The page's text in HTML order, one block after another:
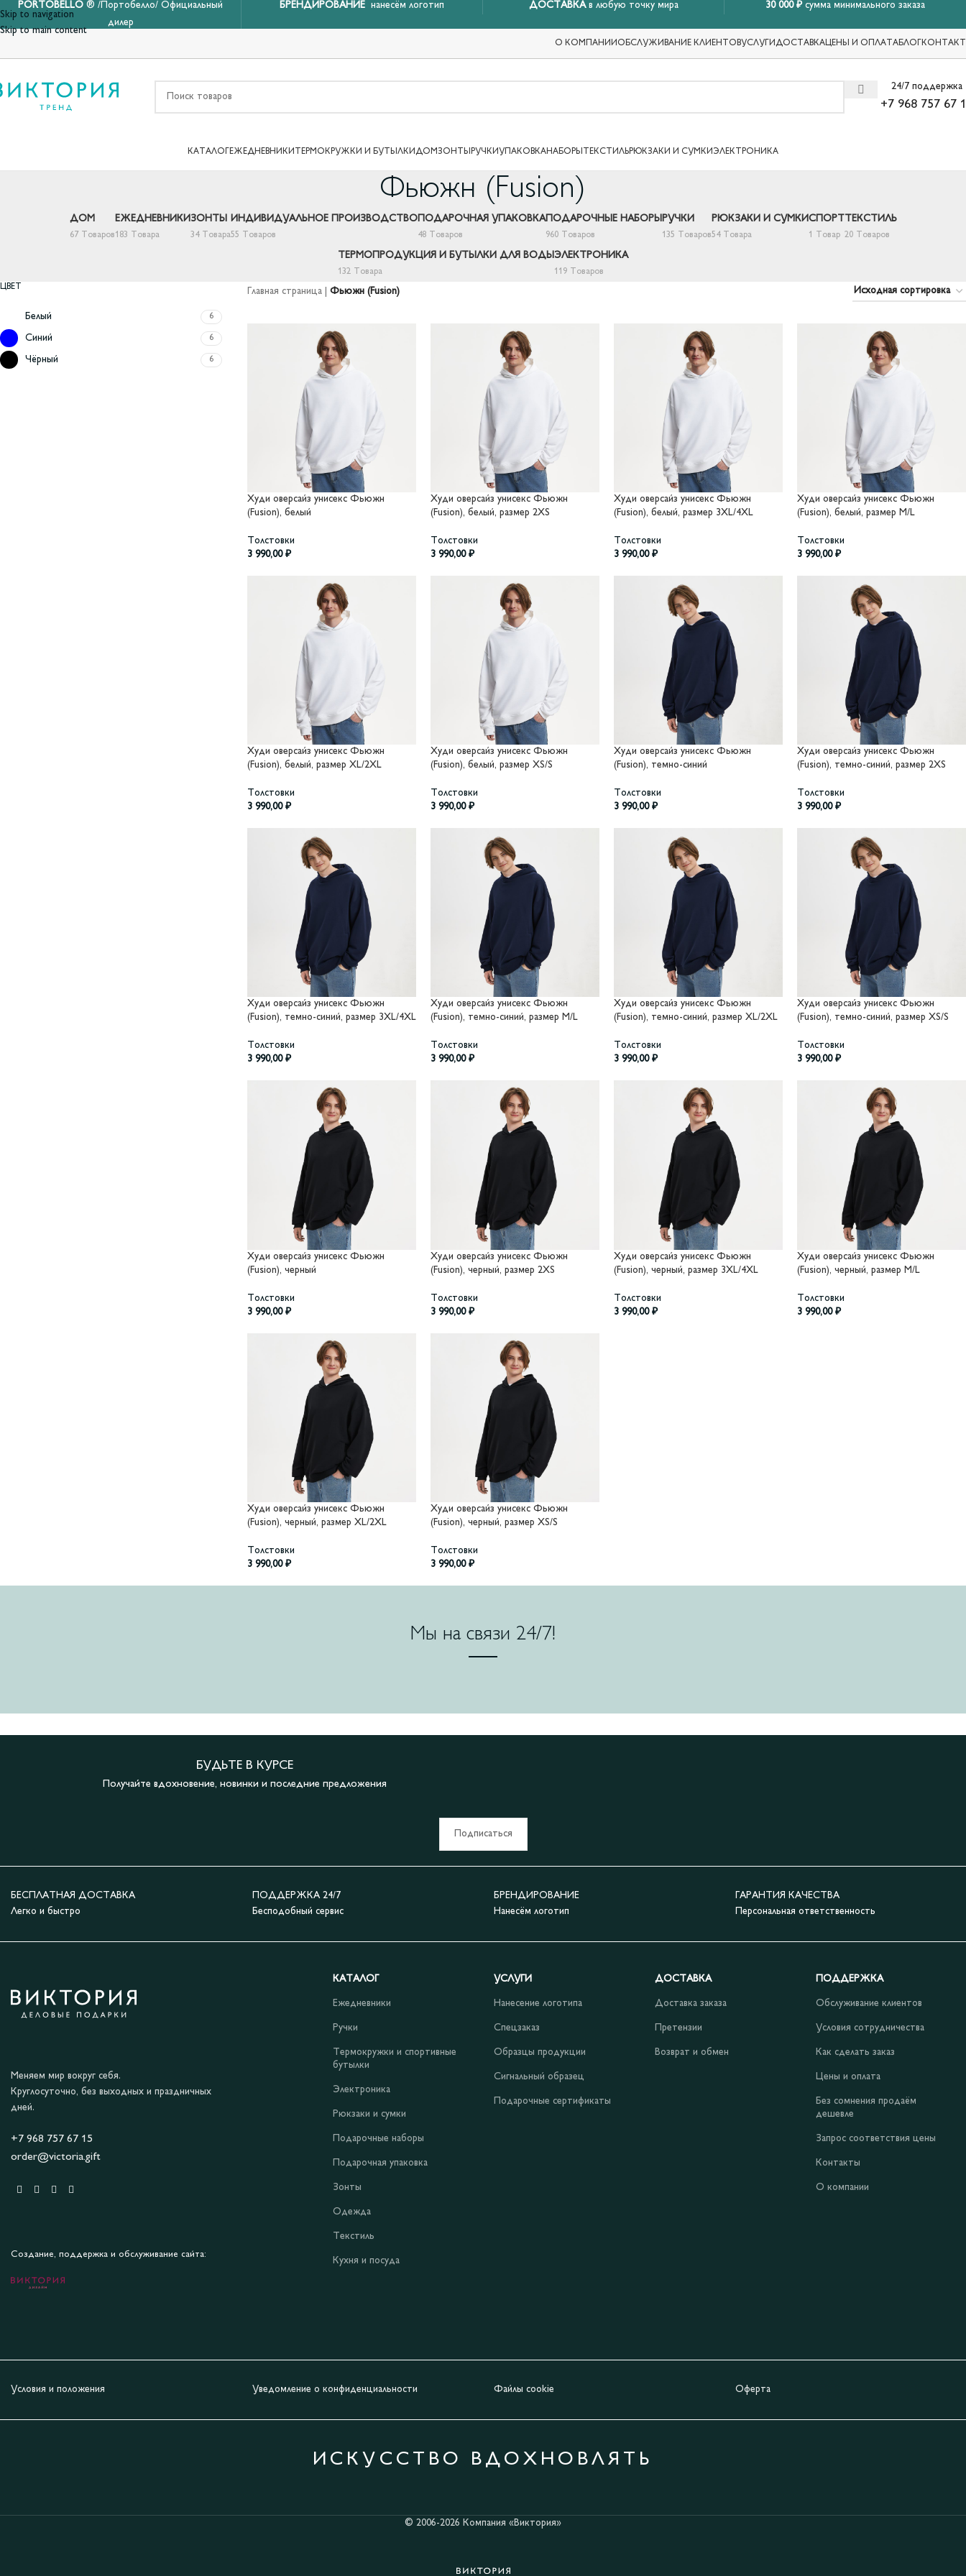
Skip to navigation
Skip to main content
PORTOBELLO ® /Портобелло/ Официальный
дилер
БРЕНДИРОВАНИЕ нанесём логотип ДОСТАВКА в любую точку мира 30 000 ₽сумма минимального заказа
О КОМПАНИИ ОБСЛУЖИВАНИЕ КЛИЕНТОВУСЛУГИДОСТАВКАЦЕНЫ И ОПЛАТАБЛОГ
24/7 поддержка
+7 968 757 67
КАТАЛОГ ЕЖЕДНЕВНИКИ ТЕРМОКРУЖКИ И БУТЫЛКИДОМ ЗОНТЫ РУЧКИ УПАКОВКАНАБОРЫ ТЕКСТИЛЬРЮКЗАКИ И СУМКИ ЭЛЕКТРОНИКА
Фьюжн (Fusion)
ДОМ
67 Товаров
ЕЖЕДНЕВНИКИ
183 Товара
ЗОНТЫ
34 Товара
ИНДИВИДУАЛЬНОЕ ПРОИЗВОДСТВО
55 Товаров
ПОДАРОЧНАЯ УПАКОВКА
48 Товаров
ПОДАРОЧНЫЕ НАБОРЫ
960 Товаров
РУЧКИ
135 Товаров
РЮКЗАКИ И СУМКИ
54 Товара
СПОРТ
1 Товар
ТЕКСТИЛЬ
20 Товаров
ТЕРМОПРОДУКЦИЯ И БУТЫЛКИ ДЛЯ ВОДЫ
132 Товара
ЭЛЕКТРОНИКА
119 Товаров
ЦВЕТ
Белый 6
Синий 6
Чёрный 6
Главная страница| Фьюжн (Fusion)
Худи оверсайз унисекс Фьюжн
(Fusion), белый
Толстовки
3 990,00 ₽
Худи оверсайз унисекс Фьюжн
(Fusion), белый, размер 2XS
Толстовки
3 990,00 ₽
Худи оверсайз унисекс Фьюжн
(Fusion), белый, размер 3XL/4XL
Толстовки
3 990,00 ₽
Худи оверсайз унисекс Фьюжн
(Fusion), белый, размер M/L
Толстовки
3 990,00 ₽
Худи оверсайз унисекс Фьюжн
(Fusion), белый, размер XL/2XL
Толстовки
3 990,00 ₽
Худи оверсайз унисекс Фьюжн
(Fusion), белый, размер XS/S
Толстовки
3 990,00 ₽
Худи оверсайз унисекс Фьюжн
(Fusion), темно-синий
Толстовки
3 990,00 ₽
Худи оверсайз унисекс Фьюжн
(Fusion), темно-синий, размер 2XS
Толстовки
3 990,00 ₽
Худи оверсайз унисекс Фьюжн
(Fusion), темно-синий, размер 3XL/4XL
Толстовки
3 990,00 ₽
Худи оверсайз унисекс Фьюжн
(Fusion), темно-синий, размер M/L
Толстовки
3 990,00 ₽
Худи оверсайз унисекс Фьюжн
(Fusion), темно-синий, размер XL/2XL
Толстовки
3 990,00 ₽
Худи оверсайз унисекс Фьюжн
(Fusion), темно-синий, размер XS/S
Толстовки
3 990,00 ₽
Худи оверсайз унисекс Фьюжн
(Fusion), черный
Толстовки
3 990,00 ₽
Худи оверсайз унисекс Фьюжн
(Fusion), черный, размер 2XS
Толстовки
3 990,00 ₽
Худи оверсайз унисекс Фьюжн
(Fusion), черный, размер 3XL/4XL
Толстовки
3 990,00 ₽
Худи оверсайз унисекс Фьюжн
(Fusion), черный, размер M/L
Толстовки
3 990,00 ₽
Худи оверсайз унисекс Фьюжн
(Fusion), черный, размер XL/2XL
Толстовки
3 990,00 ₽
Худи оверсайз унисекс Фьюжн
(Fusion), черный, размер XS/S
Толстовки
3 990,00 ₽
Мы на связи 24/7!
БУДЬТЕ В КУРСЕ
Получайте вдохновение, новинки и последние предложения
Подписаться
БЕСПЛАТНАЯ ДОСТАВКА
Легко и быстро
ПОДДЕРЖКА 24/7
Бесподобный сервис
БРЕНДИРОВАНИЕ
Нанесём логотип
ГАРАНТИЯ КАЧЕСТВА
Персональная ответственность
Меняем мир вокруг себя.
Круглосуточно, без выходных и праздничных
дней.
+7 968 757 67 15
order@victoria.gift
Создание, поддержка и обслуживание сайта:
КАТАЛОГ
Ежедневники
Ручки
Термокружки и спортивные
бутылки
Электроника
Рюкзаки и сумки
Подарочные наборы
Подарочная упаковка
Зонты
Одежда
Текстиль
Кухня и посуда
УСЛУГИ
Нанесение логотипа
Спецзаказ
Образцы продукции
Сигнальный образец
Подарочные сертификаты
ДОСТАВКА
Доставка заказа
Претензии
Возврат и обмен
ПОДДЕРЖКА
Обслуживание клиентов
Условия сотрудничества
Как сделать заказ
Цены и оплата
Без сомнения продаём
дешевле
Запрос соответствия цены
Контакты
О компании
Условия и положения Уведомление о конфиденциальности Файлы cookie Оферта
ИСКУССТВО ВДОХНОВЛЯТЬ
© 2006-2026 Компания «Виктория»